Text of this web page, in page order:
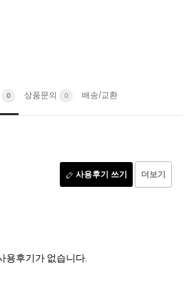
0 상품문의 0 배송/교환
사용후기 쓰기 더보기
용후기가 없습니다.